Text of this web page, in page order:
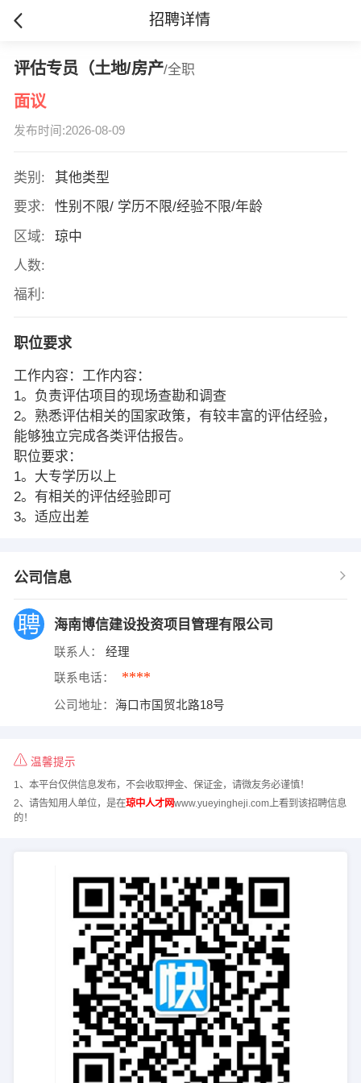
招聘详情
评估专员（土地/房产/全职
面议
发布时间:2026-08-09
类别:
其他类型
要求:
性别不限/ 学历不限/经验不限/年龄
区域:
琼中
人数:
福利:
职位要求
工作内容：工作内容：
1。负责评估项目的现场查勘和调查
2。熟悉评估相关的国家政策，有较丰富的评估经验，
能够独立完成各类评估报告。
职位要求：
1。大专学历以上
2。有相关的评估经验即可
3。适应出差
公司信息
海南博信建设投资项目管理有限公司
联系人： 经理
联系电话： ****
公司地址： 海口市国贸北路18号
温馨提示
1、本平台仅供信息发布，不会收取押金、保证金，请微友务必谨慎！
2、请告知用人单位，是在琼中人才网www.yueyingheji.com上看到该招聘信息
的！